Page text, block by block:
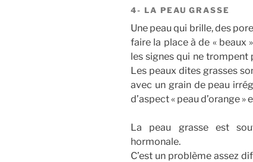
4- LA PEAU GRASSE
Une peau qui brille, des
faire la place à de « beaux
les signes qui ne trompent
Les peaux dites grasses
avec un grain de peau
d’aspect « peau d’orange »
La peau grasse est
hormonale.
C’est un problème assez